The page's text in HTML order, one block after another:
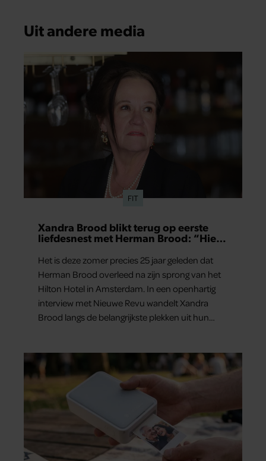
Uit andere media
FIT
Xandra Brood blikt terug op eerste
liefdesnest met Herman Brood: “Hier
Het is deze zomer precies 25 jaar geleden dat
Herman Brood overleed na zijn sprong van het
Hilton Hotel in Amsterdam. In een openhartig
interview met Nieuwe Revu wandelt Xandra
Brood langs de belangrijkste plekken uit hun
aan herinneringen op. Daar begon hun leven
samen en werd dochter Lola geboren.